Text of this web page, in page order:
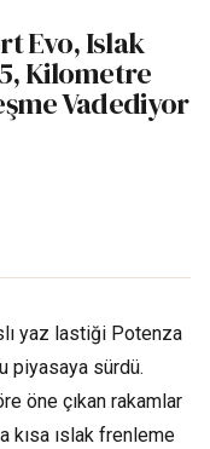
Evo, Islak
Kilometre
Vadediyor
yaz lastiği Potenza
piyasaya sürdü.
öne çıkan rakamlar
kısa ıslak frenleme